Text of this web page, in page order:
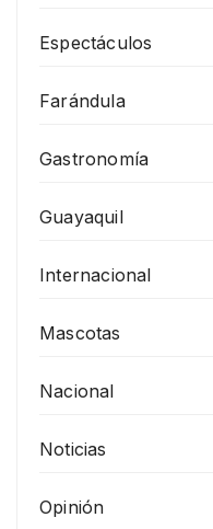
Espectáculos
Farándula
Gastronomía
Guayaquil
Internacional
Mascotas
Nacional
Noticias
Opinión